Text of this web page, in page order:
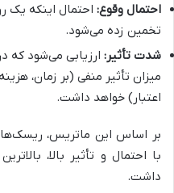
احتمال وقوع: احتمال اینکه یک
تخمین زده می‌شود.
شدت تأثیر: ارزیابی می‌شود که
میزان تأثیر منفی (بر زمان،
اعتبار) خواهد داشت.
بر اساس این ماتریس،
با احتمال و تأثیر بالا،
داشت.